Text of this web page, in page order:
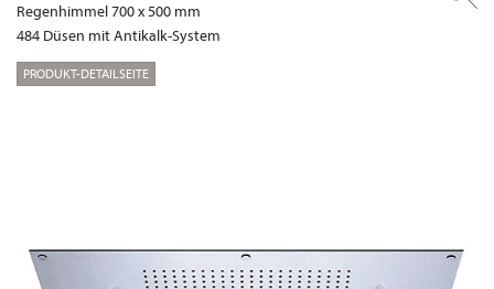
Regenhimmel 700 x 500 mm
484 Düsen mit Antikalk-System
PRODUKT-DETAILSEITE